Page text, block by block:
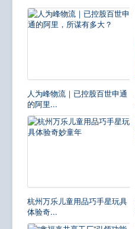
人为峰物流｜已控股百世申通
的阿里...
杭州万乐儿童用品巧手星玩具
体验奇...